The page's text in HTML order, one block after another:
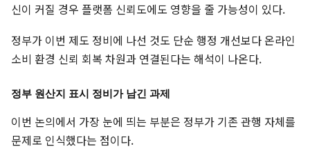
신이 커질 경우 플랫폼 신뢰도에도 영향을 줄 가능성이 있다.
정부가 이번 제도 정비에 나선 것도 단순 행정 개선보다 온라인
소비 환경 신뢰 회복 차원과 연결된다는 해석이 나온다.
정부 원산지 표시 정비가 남긴 과제
이번 논의에서 가장 눈에 띄는 부분은 정부가 기존 관행 자체를
문제로 인식했다는 점이다.